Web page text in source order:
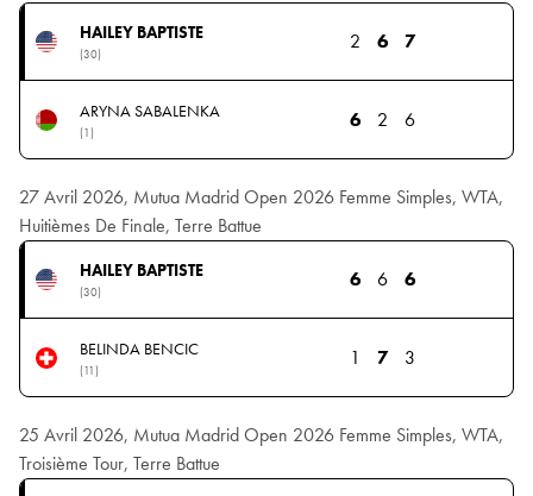
HAILEY BAPTISTE
(30)
2 6 7
ARYNA SABALENKA
(1)
6 2 6
27 Avril 2026, Mutua Madrid Open 2026 Femme Simples, WTA,
Huitièmes De Finale, Terre Battue
HAILEY BAPTISTE
(30)
6 6 6
BELINDA BENCIC
(11)
1 7 3
25 Avril 2026, Mutua Madrid Open 2026 Femme Simples, WTA,
Troisième Tour, Terre Battue